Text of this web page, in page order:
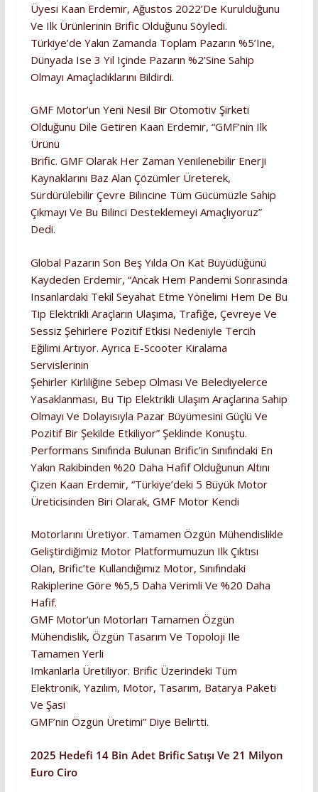
Üyesi Kaan Erdemir, Ağustos 2022’de Kurulduğunu
Ve Ilk Ürünlerinin Brific Olduğunu Söyledi.
Türkiye’de Yakın Zamanda Toplam Pazarın %5’ine,
Dünyada Ise 3 Yıl Içinde Pazarın %2’sine Sahip
Olmayı Amaçladıklarını Bildirdi.
GMF Motor’un Yeni Nesil Bir Otomotiv Şirketi
Olduğunu Dile Getiren Kaan Erdemir, “GMF’nin Ilk
Ürünü
Brific. GMF Olarak Her Zaman Yenilenebilir Enerji
Kaynaklarını Baz Alan Çözümler Üreterek,
Sürdürülebilir Çevre Bilincine Tüm Gücümüzle Sahip
Çıkmayı Ve Bu Bilinci Desteklemeyi Amaçlıyoruz”
Dedi.
Global Pazarın Son Beş Yılda On Kat Büyüdüğünü
Kaydeden Erdemir, “Ancak Hem Pandemi Sonrasında
Insanlardaki Tekil Seyahat Etme Yönelimi Hem De Bu
Tip Elektrikli Araçların Ulaşıma, Trafiğe, Çevreye Ve
Sessiz Şehirlere Pozitif Etkisi Nedeniyle Tercih
Eğilimi Artıyor. Ayrıca E-Scooter Kiralama
Servislerinin
Şehirler Kirliliğine Sebep Olması Ve Belediyelerce
Yasaklanması, Bu Tip Elektrikli Ulaşım Araçlarına Sahip
Olmayı Ve Dolayısıyla Pazar Büyümesini Güçlü Ve
Pozitif Bir Şekilde Etkiliyor” Şeklinde Konuştu.
Performans Sınıfında Bulunan Brific’in Sınıfındaki En
Yakın Rakibinden %20 Daha Hafif Olduğunun Altını
Çizen Kaan Erdemir, “Türkiye’deki 5 Büyük Motor
Üreticisinden Biri Olarak, GMF Motor Kendi
Motorlarını Üretiyor. Tamamen Özgün Mühendislikle
Geliştirdiğimiz Motor Platformumuzun Ilk Çıktısı
Olan, Brific’te Kullandığımız Motor, Sınıfındaki
Rakiplerine Göre %5,5 Daha Verimli Ve %20 Daha
Hafif.
GMF Motor’un Motorları Tamamen Özgün
Mühendislik, Özgün Tasarım Ve Topoloji Ile
Tamamen Yerli
Imkanlarla Üretiliyor. Brific Üzerindeki Tüm
Elektronik, Yazılım, Motor, Tasarım, Batarya Paketi
Ve Şasi
GMF’nin Özgün Üretimi” Diye Belirtti.
2025 Hedefi 14 Bin Adet Brific Satışı Ve 21 Milyon
Euro Ciro